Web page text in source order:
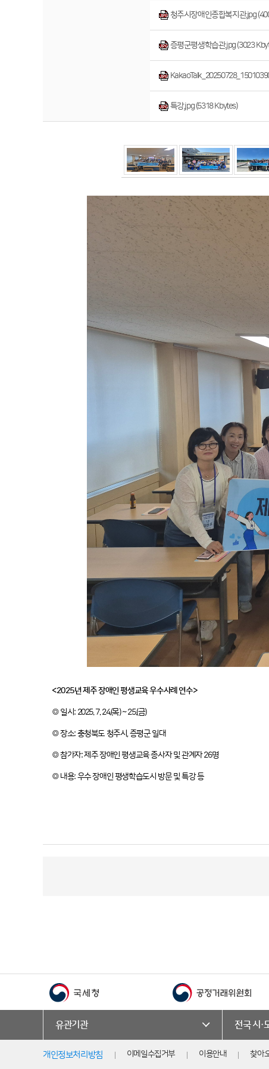
청주시장애인종합복지관.jpg
증평군평생학습관.jpg (3023
특강.jpg (5318 Kbytes)
<2025년 제주 장애인 평생교육 우수사례 연수>
◎ 일시: 2025. 7. 24.(목) ~ 25.(금)
◎ 장소: 충청북도 청주시, 증평군 일대
◎ 참가자: 제주 장애인 평생교육 종사자 및 관계자 26명
◎ 내용: 우수 장애인 평생학습도시 방문 및 특강 등
유관기관 전국 시·
개인정보처리방침 이메일수집거부 이용안내 찾아